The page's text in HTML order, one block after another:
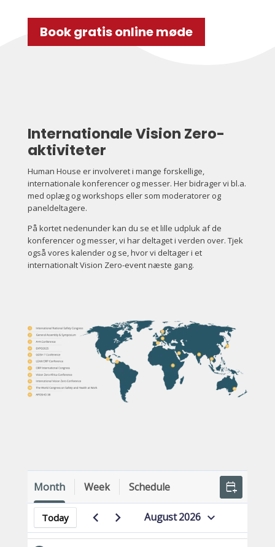
Book gratis online møde
Internationale Vision Zero-
aktiviteter
Human House er involveret i mange forskellige,
internationale konferencer og messer. Her bidrager vi bl.a.
med oplæg og workshops eller som moderatorer og
paneldeltagere.
På kortet nedenunder kan du se et lille udpluk af de
konferencer og messer, vi har deltaget i verden over. Tjek
også vores kalender og se, hvor vi deltager i et
internationalt Vision Zero-event næste gang.